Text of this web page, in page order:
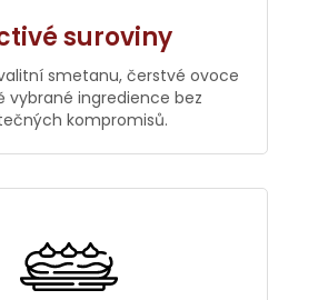
suroviny
smetanu, čerstvé ovoce
vybrané ingredience bez
kompromisů.